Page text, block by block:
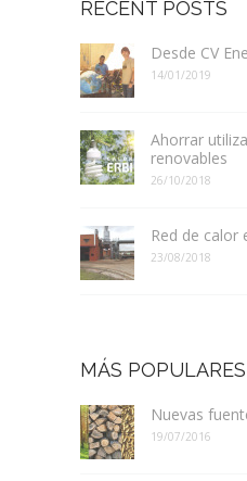
RECENT POSTS
Desde CV
14/01/2019
Ahorrar
renovables
26/10/2018
Red de calor
23/08/2018
MÁS POPULARES
Nuevas
19/07/2016